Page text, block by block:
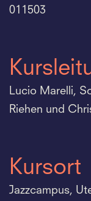
011503
Lucio Marelli,
Riehen und
Kursort
Jazzcampus,